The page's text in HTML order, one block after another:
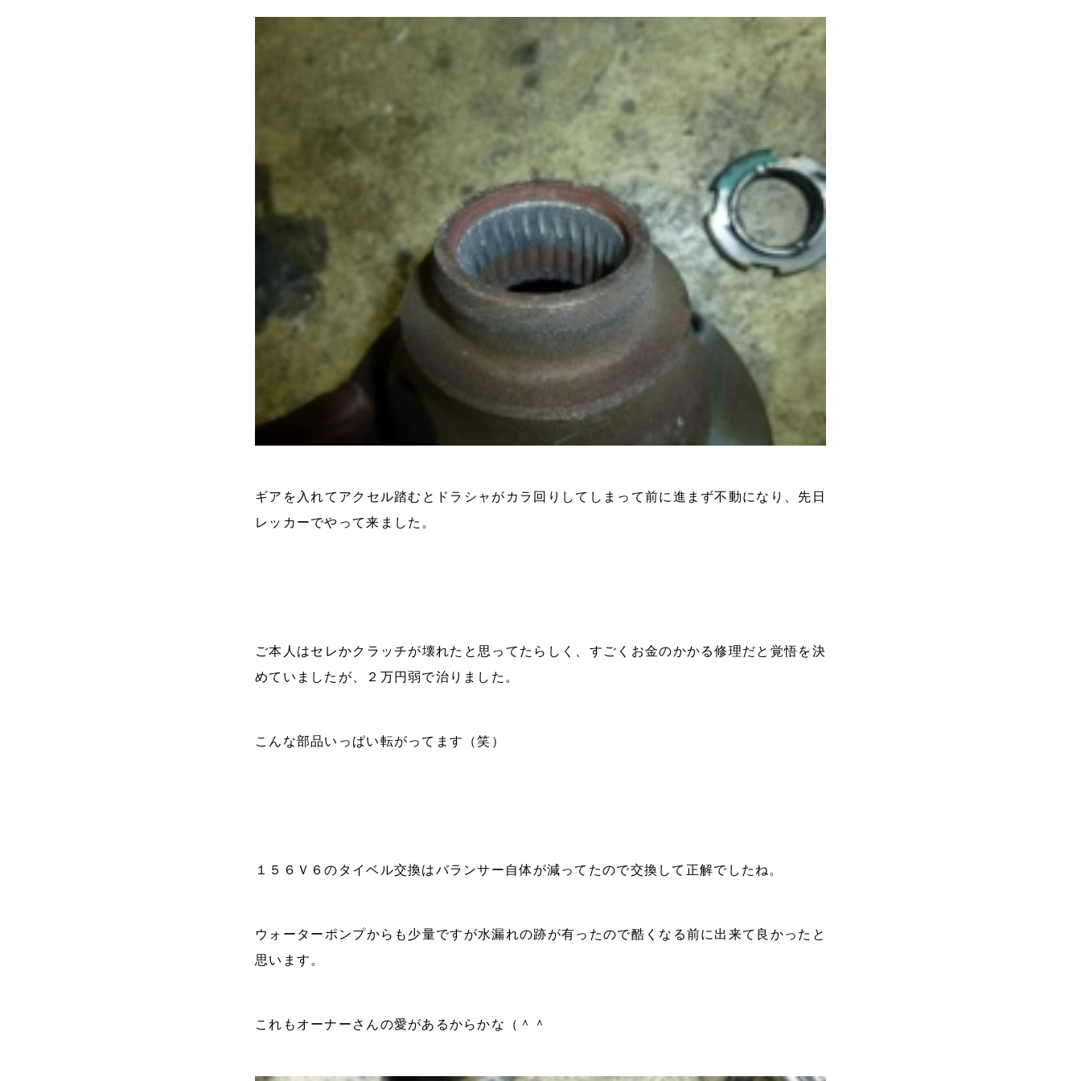
ギアを入れてアクセル踏むとドラシャがカラ回りしてしまって前に進まず不動になり、先日
レッカーでやって来ました。
ご本人はセレかクラッチが壊れたと思ってたらしく、すごくお金のかかる修理だと覚悟を決
めていましたが、２万円弱で治りました。
こんな部品いっぱい転がってます（笑）
１５６Ｖ６のタイベル交換はバランサー自体が減ってたので交換して正解でしたね。
ウォーターポンプからも少量ですが水漏れの跡が有ったので酷くなる前に出来て良かったと
思います。
これもオーナーさんの愛があるからかな（＾＾